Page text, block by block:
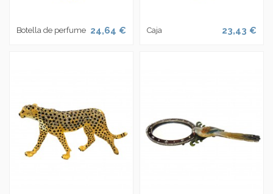
Botella de perfume 24,64 € Caja 23,43 €